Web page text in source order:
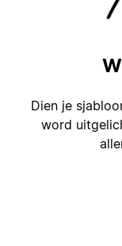
Dien je
word